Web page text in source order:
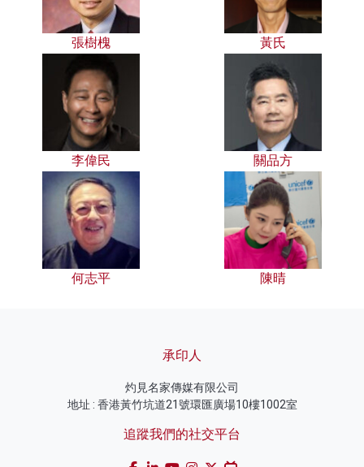
張樹槐 黃氏
李偉民 關品方
何志平 陳晴
承印人
灼見名家傳媒有限公司
地址 : 香港黃竹坑道21號環匯廣場10樓1002室
追蹤我們的社交平台